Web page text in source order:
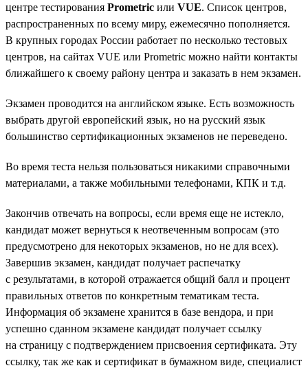
центре тестирования Prometric или VUE. Список центров,
распространенных по всему миру, ежемесячно пополняется.
В крупных городах России работает по несколько тестовых
центров, на сайтах VUE или Prometric можно найти контакты
ближайшего к своему району центра и заказать в нем экзамен.
Экзамен проводится на английском языке. Есть возможность
выбрать другой европейский язык, но на русский язык
большинство сертификационных экзаменов не переведено.
Во время теста нельзя пользоваться никакими справочными
материалами, а также мобильными телефонами, КПК и т.д.
Закончив отвечать на вопросы, если время еще не истекло,
кандидат может вернуться к неотвеченным вопросам (это
предусмотрено для некоторых экзаменов, но не для всех).
Завершив экзамен, кандидат получает распечатку
с результатами, в которой отражается общий балл и процент
правильных ответов по конкретным тематикам теста.
Информация об экзамене хранится в базе вендора, и при
успешно сданном экзамене кандидат получает ссылку
на страницу с подтверждением присвоения сертификата. Эту
ссылку, так же как и сертификат в бумажном виде, специалист